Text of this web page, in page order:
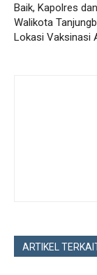
Baik, Kapolres
Walikota
Lokasi Vaksinasi
ARTIKEL